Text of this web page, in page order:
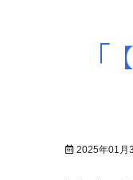
「
2025年01月